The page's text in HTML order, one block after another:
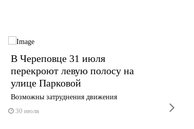
В Череповце 31 июля
перекроют левую полосу на
улице Парковой
Возможны затруднения движения
30 июля